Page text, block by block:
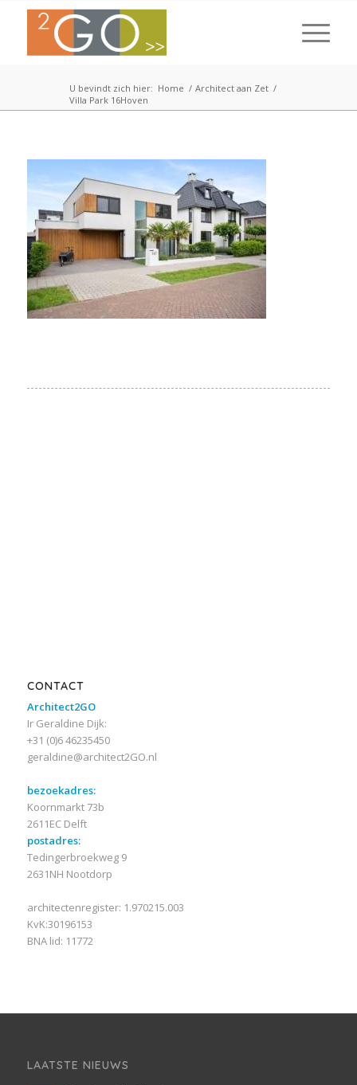
U bevindt zich hier: Home / Architect aan Zet /
Villa Park 16Hoven
CONTACT
Architect2GO
Ir Geraldine Dijk:
+31 (0)6 46235450
geraldine@architect2GO.nl
bezoekadres:
Koornmarkt 73b
2611EC Delft
postadres:
Tedingerbroekweg 9
2631NH Nootdorp
architectenregister: 1.970215.003
KvK:30196153
BNA lid: 11772
LAATSTE NIEUWS